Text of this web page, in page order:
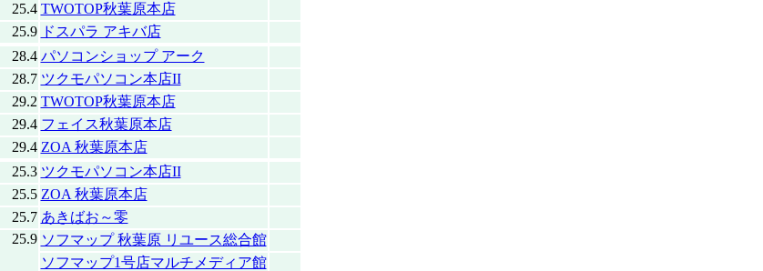
25.4 TWOTOP秋葉原本店
25.9 ドスパラ アキバ店
28.4 パソコンショップ アーク
28.7 ツクモパソコン本店II
29.2 TWOTOP秋葉原本店
29.4 フェイス秋葉原本店
29.4 ZOA 秋葉原本店
25.3 ツクモパソコン本店II
25.5 ZOA 秋葉原本店
25.7 あきばお～零
25.9 ソフマップ 秋葉原 リユース総合館
ソフマップ1号店マルチメディア館